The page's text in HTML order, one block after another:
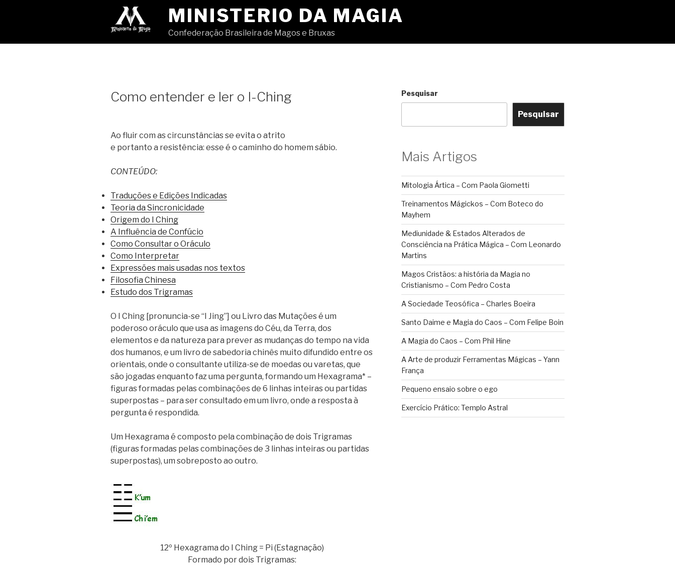
conteúdo
MINISTERIO DA MAGIA
Confederação Brasileira de Magos e Bruxas
Como entender e ler o I-Ching
Ao fluir com as circunstâncias se evita o atrito
e portanto a resistência: esse é o caminho do homem sábio.
CONTEÚDO:
Traduções e Edições Indicadas
Teoria da Sincronicidade
Origem do I Ching
A Influência de Confúcio
Como Consultar o Oráculo
Como Interpretar
Expressões mais usadas nos textos
Filosofia Chinesa
Estudo dos Trigramas
O I Ching [pronuncia-se “I Jing”] ou Livro das Mutações é um
poderoso oráculo que usa as imagens do Céu, da Terra, dos
elementos e da natureza para prever as mudanças do tempo na vida
dos humanos, e um livro de sabedoria chinês muito difundido entre os
orientais, onde o consultante utiliza-se de moedas ou varetas, que
são jogadas enquanto faz uma pergunta, formando um Hexagrama* –
figuras formadas pelas combinações de 6 linhas inteiras ou partidas
superpostas – para ser consultado em um livro, onde a resposta à
pergunta é respondida.
Um Hexagrama é composto pela combinação de dois Trigramas
(figuras formadas pelas combinações de 3 linhas inteiras ou partidas
superpostas), um sobreposto ao outro.
12º Hexagrama do I Ching = Pi (Estagnação)
Formado por dois Trigramas:
Pesquisar
Pesquisar
Mais Artigos
Mitologia Ártica – Com Paola Giometti
Treinamentos Mágickos – Com Boteco do
Mayhem
Mediunidade & Estados Alterados de
Consciência na Prática Mágica – Com Leonardo
Martins
Magos Cristãos: a história da Magia no
Cristianismo – Com Pedro Costa
A Sociedade Teosófica – Charles Boeira
Santo Daime e Magia do Caos – Com Felipe Boin
A Magia do Caos – Com Phil Hine
A Arte de produzir Ferramentas Mágicas – Yann
França
Pequeno ensaio sobre o ego
Exercício Prático: Templo Astral